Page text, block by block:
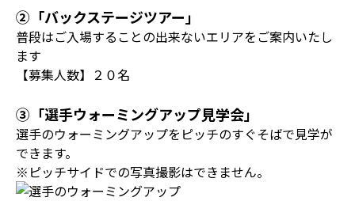
➁「バックステージツアー」
普段はご入場することの出来ないエリアをご案内いたし
ます
【募集人数】２０名
③「選手ウォーミングアップ見学会」
選手のウォーミングアップをピッチのすぐそばで見学が
できます。
※ピッチサイドでの写真撮影はできません。